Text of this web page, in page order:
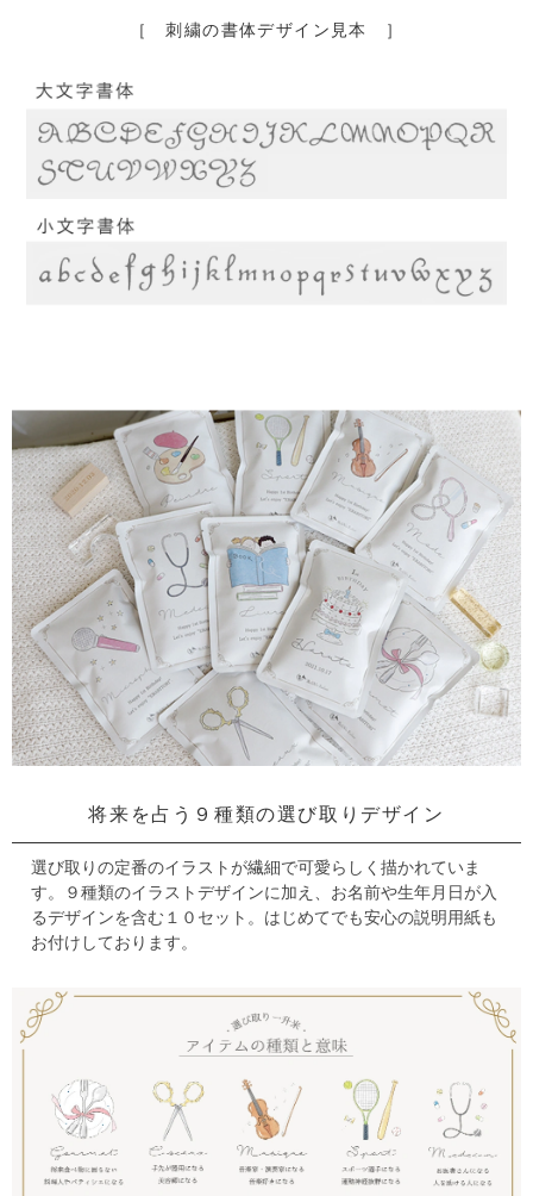
［ 刺繍の書体デザイン見本 ］
将来を占う９種類の選び取りデザイン
選び取りの定番のイラストが繊細で可愛らしく描かれていま
す。
９種類のイラストデザインに加え、お名前や生年月日が入
るデザインを含む１０セット。 はじめてでも安心の説明用紙も
お付けしております。